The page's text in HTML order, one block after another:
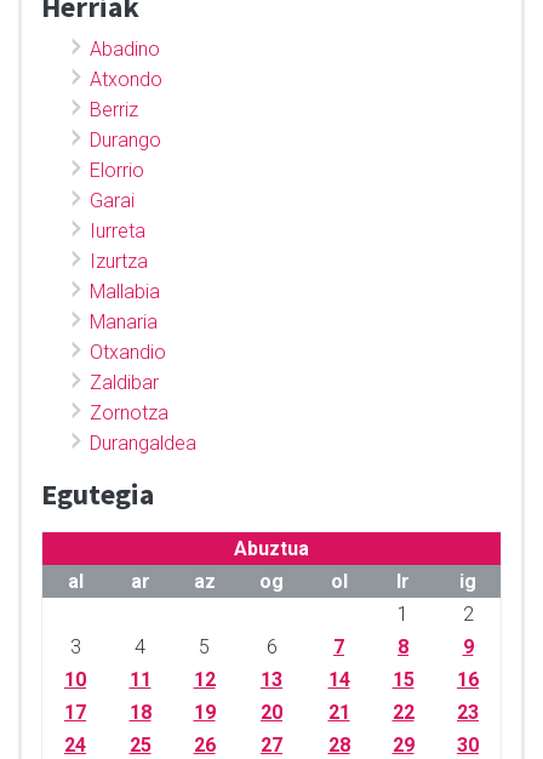
Abadino
Atxondo
Berriz
Durango
Elorrio
Garai
Iurreta
Izurtza
Mallabia
Manaria
Otxandio
Zaldibar
Zornotza
Durangaldea
Egutegia
Abuztua
al
ar az og ol lr
ig
1
2
3
4 5 6 7 8
9
10
11 12 13 14 15
16
17
18 19 20 21 22
23
24
25 26 27 28 29
30